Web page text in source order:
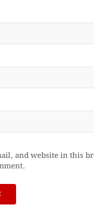
and website in this